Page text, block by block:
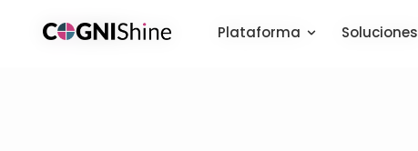
Plataforma Soluciones
Plataforma Soluciones